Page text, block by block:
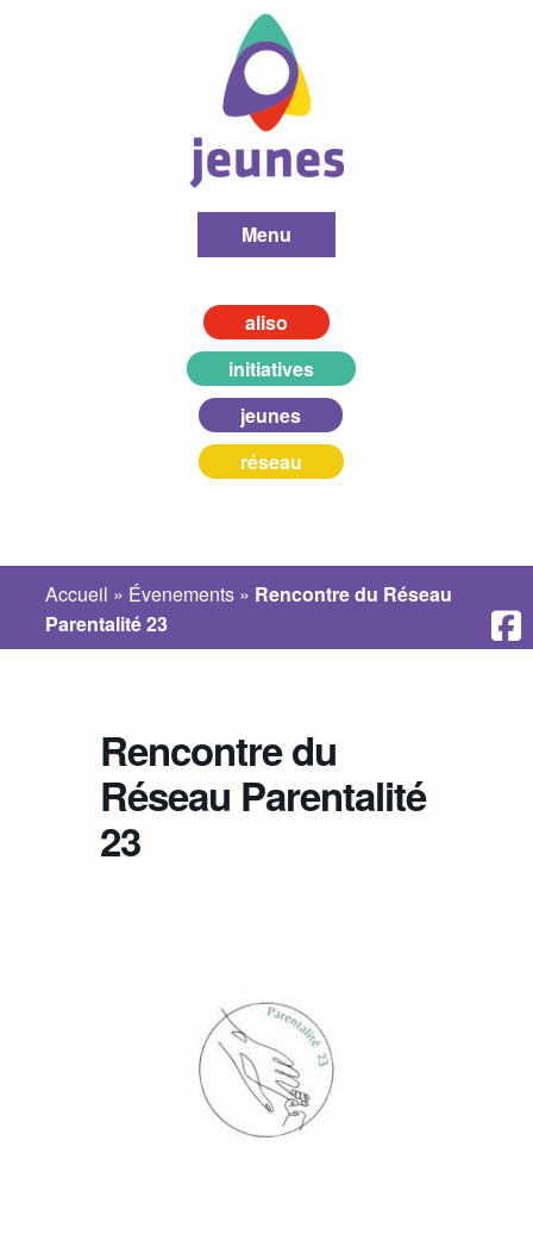
Menu
aliso
initiatives
jeunes
réseau
Accueil » Évenements » Rencontre du Réseau
Parentalité 23
Rencontre du
Réseau Parentalité
23